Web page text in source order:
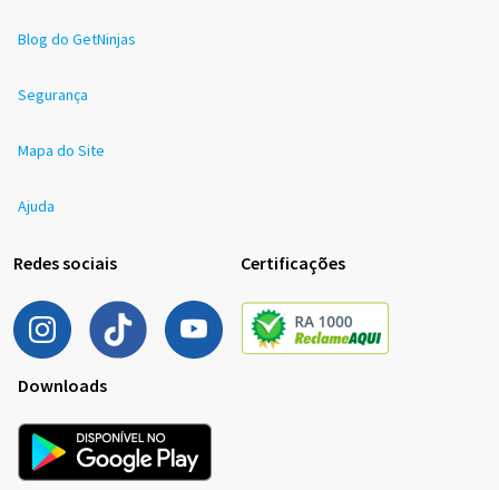
Blog do GetNinjas
Segurança
Mapa do Site
Ajuda
Redes sociais Certificações
Downloads